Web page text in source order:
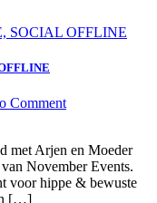
Comment
met Arjen en Moeder
November Events.
voor hippe & bewuste
[…]